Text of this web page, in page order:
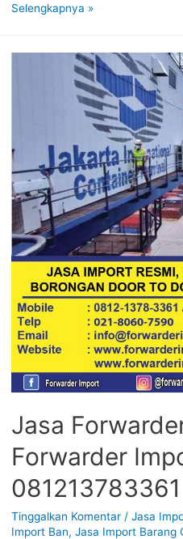
Selengkapnya »
Jasa
Forwarder
081213783361
Tinggalkan Komentar / Jasa
Import Ban, Jasa Import Barang